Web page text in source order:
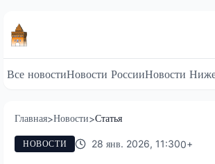
Все новостиНовости РоссииНовости
Главная>Новости>Статья
НОВОСТИ 28 янв. 2026, 11:300+